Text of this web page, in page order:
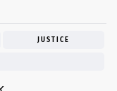
JUSTICE